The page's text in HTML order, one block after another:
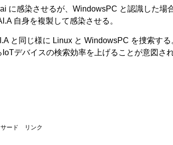
に感染させるが、WindowsPC と認識した場
自身を複製して感染させる。
と同じ様に Linux と WindowsPC を捜索する
デバイスの検索効率を上げることが意図さ
サード リンク